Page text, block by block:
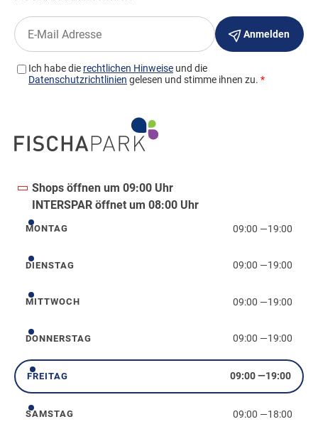
Shops öffnen um 09:00 Uhr
INTERSPAR öffnet um 08:00 Uhr
Montag
MONTAG 09:00 —19:00
Dienstag
DIENSTAG 09:00 —19:00
Mittwoch
MITTWOCH 09:00 —19:00
Donnerstag
DONNERSTAG 09:00 —19:00
Freitag
FREITAG 09:00—19:00
Samstag
SAMSTAG 09:00 —18:00